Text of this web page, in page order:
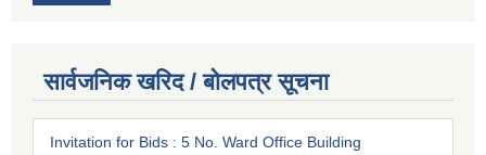
सार्वजनिक खरिद / बोलपत्र सूचना
Invitation for Bids : 5 No. Ward Office Building